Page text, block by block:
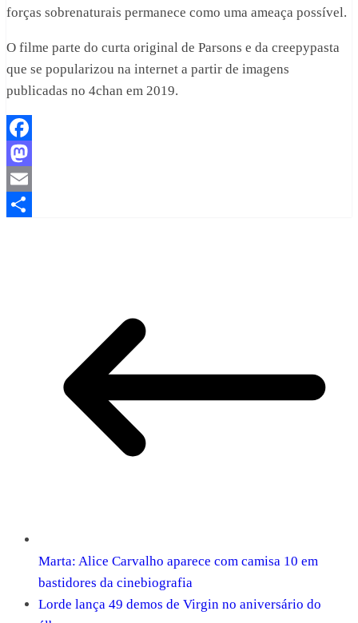
forças sobrenaturais permanece como uma ameaça possível.
O filme parte do curta original de Parsons e da creepypasta
que se popularizou na internet a partir de imagens
publicadas no 4chan em 2019.
Facebook
Mastodon
Email
Marta: Alice Carvalho aparece com camisa 10 em
bastidores da cinebiografia
Lorde lança 49 demos de Virgin no aniversário do